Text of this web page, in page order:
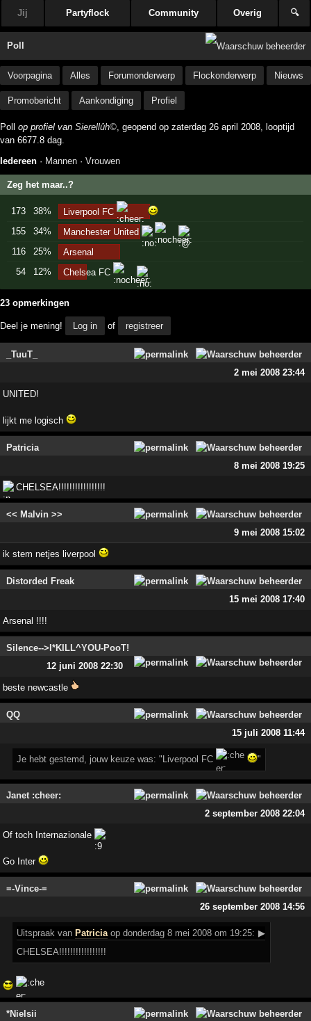
Jij Partyflock Community Overig 🔍
Poll
Voorpagina Alles Forumonderwerp Flockonderwerp Nieuws
Promobericht Aankondiging Profiel
Poll op profiel van Sierellûh©, geopend op zaterdag 26 april 2008, looptijd
van 6677.8 dag.
Iedereen · Mannen · Vrouwen
Zeg het maar..?
173 38%
Liverpool FC
155
34%
Manchester United
116
25%
Arsenal
54
12% Chelsea FC
23 opmerkingen
Deel je mening! Log in of registreer
_TuuT_
2 mei 2008 23:44
UNITED!
lijkt me logisch
Patricia
8 mei 2008 19:25
CHELSEA!!!!!!!!!!!!!!!!!
<< Malvin >>
9 mei 2008 15:02
ik stem netjes liverpool
Distorded Freak
15 mei 2008 17:40
Arsenal !!!!
Silence-->I*KILL^YOU-PooT!
12 juni 2008 22:30
beste newcastle
QQ
15 juli 2008 11:44
Je hebt gestemd, jouw keuze was: "Liverpool FC "
Janet :cheer:
2 september 2008 22:04
Of toch Internazionale
Go Inter
=-Vince-=
26 september 2008 14:56
Uitspraak van Patriciaop donderdag 8 mei 2008 om 19:25: ▶
CHELSEA!!!!!!!!!!!!!!!!!
*Nielsii